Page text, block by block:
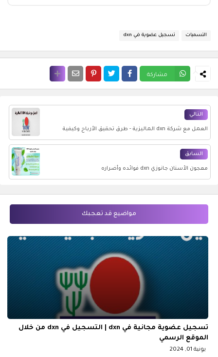
التسميات تسجيل عضوية في dxn
مشاركة
التالي
العمل مع شركة dxn الماليزية - طرق تحقيق الأرباح وكيفية
التسجيل
السابق
معجون الأسنان جانوزي dxn فوائده وأضراره
مواضيع قد تعجبك
تسجيل عضوية مجانية في dxn | التسجيل في dxn من خلال
الموقع الرسمي
يونية 01, 2024